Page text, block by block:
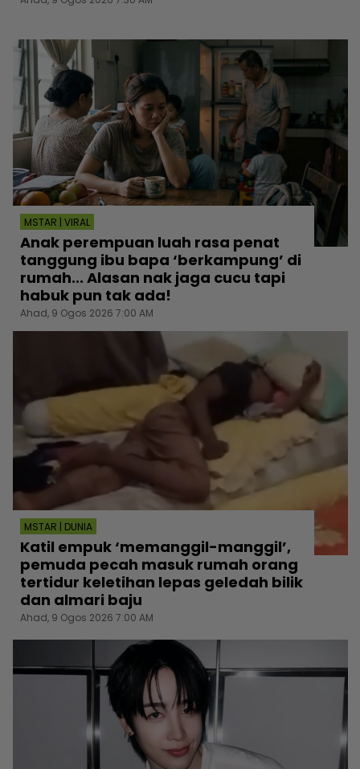
MSTAR | VIRAL
Anak perempuan luah rasa penat
tanggung ibu bapa ‘berkampung’ di
rumah... Alasan nak jaga cucu tapi
habuk pun tak ada!
Ahad, 9 Ogos 2026 7:00 AM
MSTAR | DUNIA
Katil empuk ‘memanggil-manggil’,
pemuda pecah masuk rumah orang
tertidur keletihan lepas geledah bilik
dan almari baju
Ahad, 9 Ogos 2026 7:00 AM